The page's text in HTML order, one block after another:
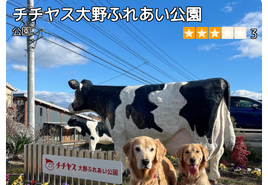
した時間を楽しめます。
チチヤス大野ふれあい公園
公園 3